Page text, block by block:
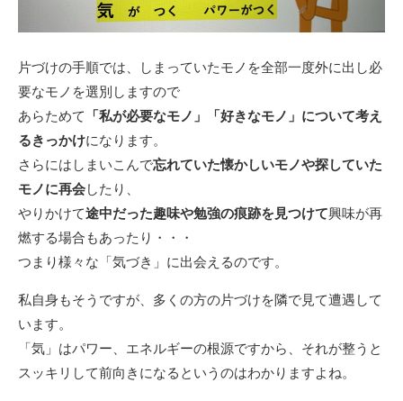
片づけの手順では、しまっていたモノを全部一度外に出し必
要なモノを選別しますので
あらためて
「私が必要なモノ」「好きなモノ」について考え
るきっかけになります。
さらにはしまいこんで忘れていた懐かしいモノや探していた
モノに再会したり、
やりかけて途中だった趣味や勉強の痕跡を見つけて興味が再
燃する場合もあったり・・・
つまり様々な「気づき」に出会えるのです。
私自身もそうですが、多くの方の片づけを隣で見て遭遇して
います。
「気」はパワー、エネルギーの根源ですから、それが整うと
スッキリして前向きになるというのはわかりますよね。